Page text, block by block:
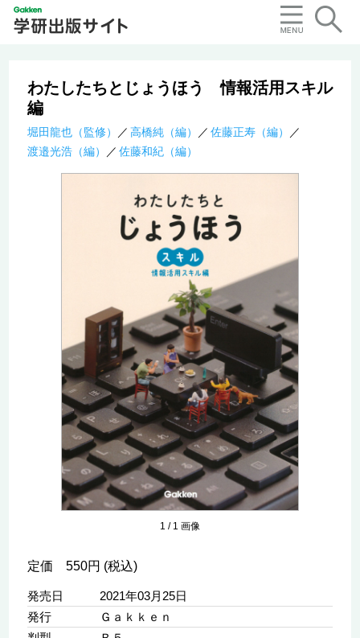
わたしたちとじょうほう 情報活用スキル
編
堀田龍也（監修） 高橋純（編）
佐藤正寿（編）
渡邉光浩（編）
佐藤和紀（編）
1 / 1 画像
定価 550円 (税込)
発売日
2021年03月25日
発行
Ｇａｋｋｅｎ